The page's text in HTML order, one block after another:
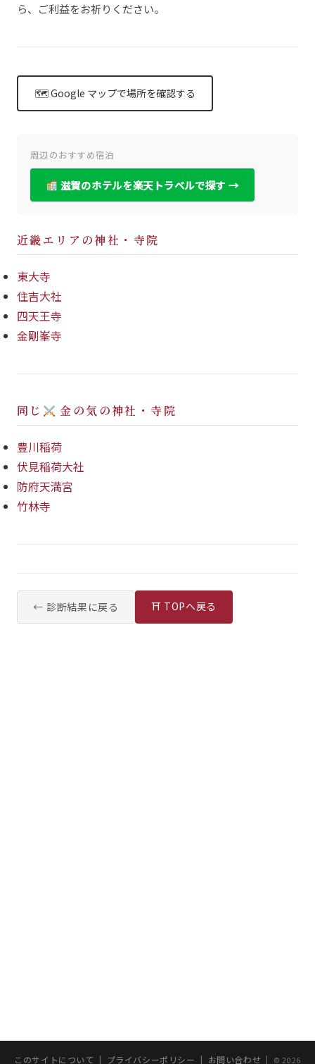
ら、ご利益をお祈りください。
🗺 Google マップで場所を確認する
周辺のおすすめ宿泊
滋賀のホテルを楽天トラベルで探す →
近畿エリアの神社・寺院
東大寺
住吉大社
四天王寺
金剛峯寺
同じ 金の気の神社・寺院
豊川稲荷
伏見稲荷大社
防府天満宮
竹林寺
← 診断結果に戻る ⛩ TOPへ戻る
このサイトについて | プライバシーポリシー | お問い合わせ | © 2026